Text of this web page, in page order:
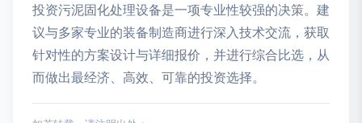
投资污泥固化处理设备是一项专业性较强的决策。建
议与多家专业的装备制造商进行深入技术交流，获取
针对性的方案设计与详细报价，并进行综合比选，从
而做出最经济、高效、可靠的投资选择。